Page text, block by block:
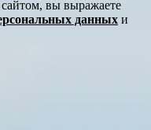
сайтом, вы выражаете
данных и